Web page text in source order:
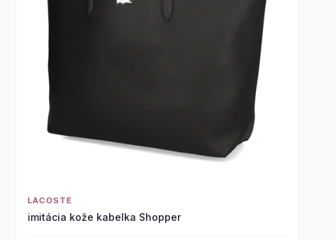
LACOSTE
imitácia kože kabelka Shopper